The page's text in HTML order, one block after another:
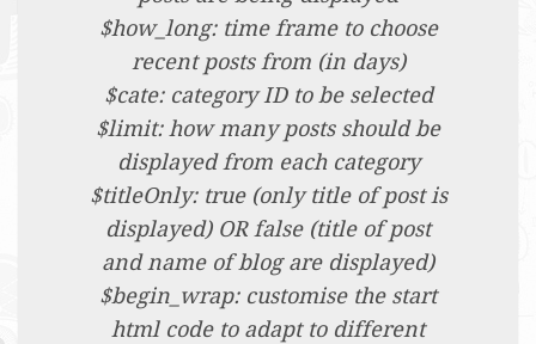
$how_long: time frame to choose
recent posts from (in days)
$cate: category ID to be selected
$limit: how many posts should be
displayed from each category
$titleOnly: true (only title of post is
displayed) OR false (title of post
and name of blog are displayed)
$begin_wrap: customise the start
html code to adapt to different